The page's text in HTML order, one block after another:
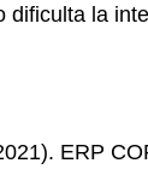
la
ERP